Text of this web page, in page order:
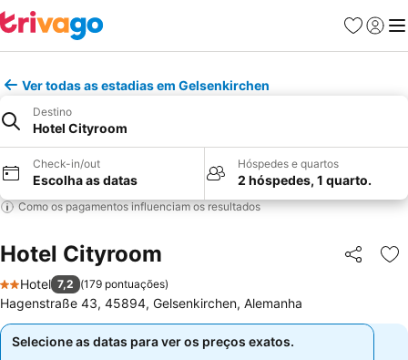
Favoritos
Iniciar
Ver todas as estadias em Gelsenkirchen
Destino
Hotel Cityroom
Check-in/out
Escolha as datas
Hóspedes e quartos
2 hóspedes, 1 quarto.
Como os pagamentos influenciam os resultados
Hotel Cityroom Partilhar
2 Estrelas
Hotel 7,2 (179 pontuações)
Hagenstraße 43, 45894, Gelsenkirchen, Alemanha
Selecione as datas para ver os preços exatos.
Selecione as datas para ver os preços exatos.